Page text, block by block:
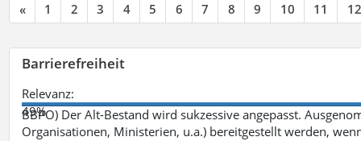
« 1 2 3 4 5 6 7 8 9 10 11 12
Barrierefreiheit
Relevanz:
49%
BBPO) Der Alt-Bestand wird sukzessive angepasst.
Organisationen, Ministerien, u.a.) bereitgestellt werden,